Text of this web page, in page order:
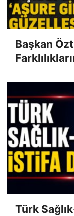
Başkan
Türk